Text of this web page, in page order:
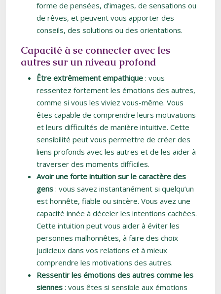
forme de pensées, d’images, de sensations ou
de rêves, et peuvent vous apporter des
conseils, des solutions ou des orientations.
Capacité à se connecter avec les
autres sur un niveau profond
Être extrêmement empathique : vous
ressentez fortement les émotions des autres,
comme si vous les viviez vous-même. Vous
êtes capable de comprendre leurs motivations
et leurs difficultés de manière intuitive. Cette
sensibilité peut vous permettre de créer des
liens profonds avec les autres et de les aider à
traverser des moments difficiles.
Avoir une forte intuition sur le caractère des
gens : vous savez instantanément si quelqu’un
est honnête, fiable ou sincère. Vous avez une
capacité innée à déceler les intentions cachées.
Cette intuition peut vous aider à éviter les
personnes malhonnêtes, à faire des choix
judicieux dans vos relations et à mieux
comprendre les motivations des autres.
Ressentir les émotions des autres comme les
siennes : vous êtes si sensible aux émotions